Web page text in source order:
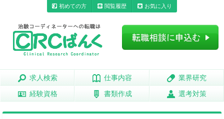
初めての方 閲覧履歴 お気に入り
求人検索
求人検索 仕事内容
仕事内容 業界研究
業界研究
経験資格
経験資格 書類作成
書類作成 選考対策
選考対策